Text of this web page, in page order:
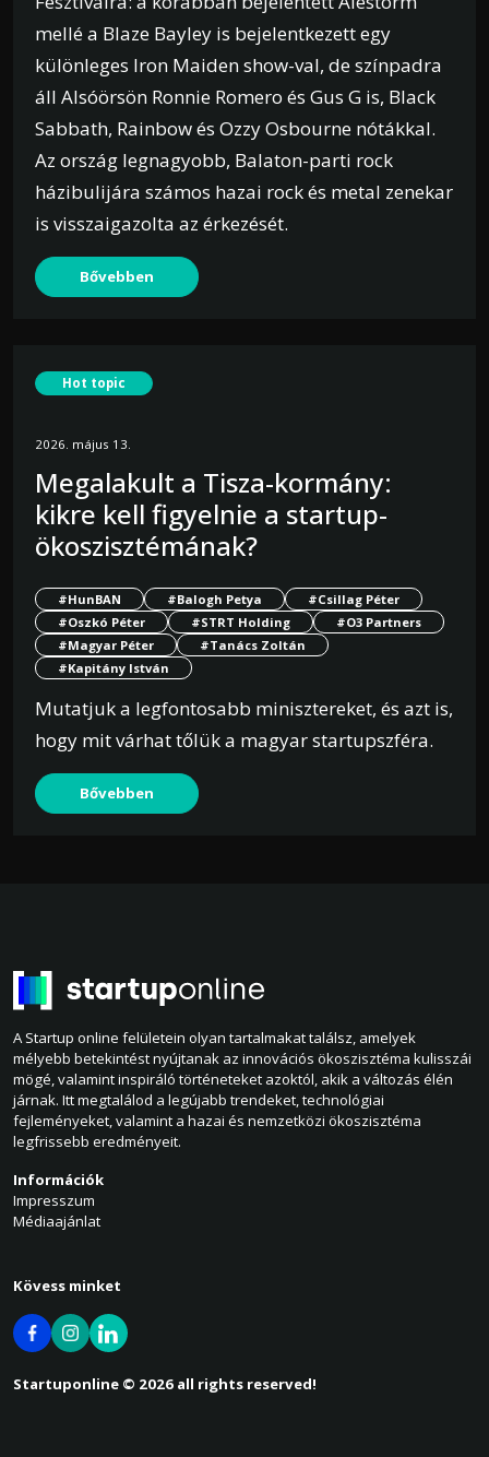
mellé a Blaze Bayley is bejelentkezett egy
különleges Iron Maiden show-val, de színpadra
áll Alsóörsön Ronnie Romero és Gus G is, Black
Sabbath, Rainbow és Ozzy Osbourne nótákkal.
Az ország legnagyobb, Balaton-parti rock
házibulijára számos hazai rock és metal zenekar
is visszaigazolta az érkezését.
Bővebben
Hot topic
2026. május 13.
Megalakult a Tisza-kormány:
kikre kell figyelnie a startup-
ökoszisztémának?
#HunBAN #Balogh Petya
#Csillag Péter
#Oszkó Péter
#STRT Holding
#O3 Partners
#Magyar Péter
#Tanács Zoltán
#Kapitány István
Mutatjuk a legfontosabb minisztereket, és azt is,
hogy mit várhat tőlük a magyar startupszféra.
Bővebben
A Startup online felületein olyan tartalmakat találsz, amelyek
mélyebb betekintést nyújtanak az innovációs ökoszisztéma kulisszái
mögé, valamint inspiráló történeteket azoktól, akik a változás élén
járnak. Itt megtalálod a legújabb trendeket, technológiai
fejleményeket, valamint a hazai és nemzetközi ökoszisztéma
legfrissebb eredményeit.
Információk
Impresszum
Médiaajánlat
Kövess minket
Startuponline © 2026 all rights reserved!